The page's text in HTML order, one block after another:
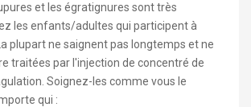
et les égratignures sont très
les enfants/adultes qui participent à
plupart ne saignent pas longtemps et ne
traitées par l'injection de concentré de
Soignez-les comme vous le
qui :